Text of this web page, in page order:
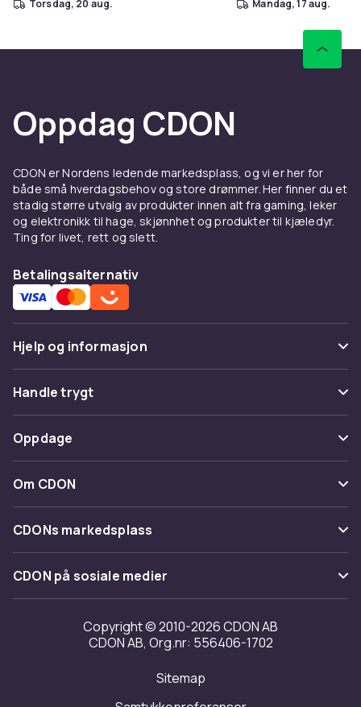
torsdag, 20 aug. mandag, 17 aug.
Oppdag CDON
CDON er Nordens ledende markedsplass, og vi er her for
både små hverdagsbehov og store drømmer. Her finner du et
stadig større utvalg av produkter innen alt fra gaming, leker
og elektronikk til hage, skjønnhet og produkter til kjæledyr.
Ting for livet, rett og slett.
Betalingsalternativ
Hjelp og informasjon
Vanlige spørsmål
Spor pakke
Angre & returner her
Kontakt oss
Handle trygt
Betaling
Levering
Tilbakekallinger
Oppdage
Kategorier
Varemerker
Om CDON
Om oss
Kundeanmeldelser
Jobbe på CDON
Investor relations
Tilgjengelighet
CDONs markedsplass
Merchant Help Center
CDON på sosiale medier
Copyright © 2010-2026 CDON AB
CDON AB, Org.nr: 556406-1702
Sitemap